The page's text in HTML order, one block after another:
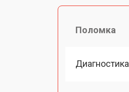
Поломка
Диагностика